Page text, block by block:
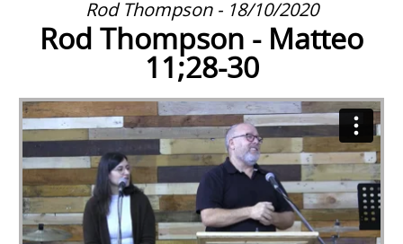
Rod Thompson - 18/10/2020
Rod Thompson - Matteo
11;28-30